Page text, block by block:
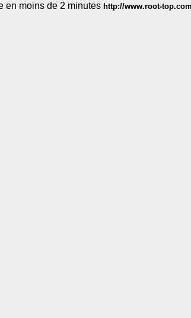
en moins de 2 minutes http://www.root-